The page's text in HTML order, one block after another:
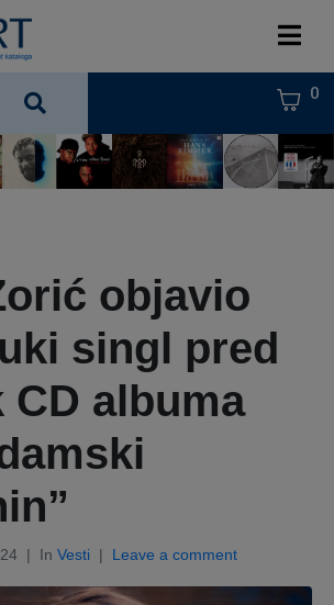
0
objavio
singl pred
CD albuma
In Vesti Leave a comment